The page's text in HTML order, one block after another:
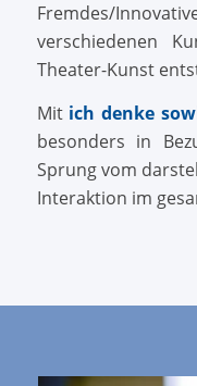
Fremdes/
verschiedenen
Theater-Kunst
Mit ich denke
besonders in
Sprung vom
Interaktion im